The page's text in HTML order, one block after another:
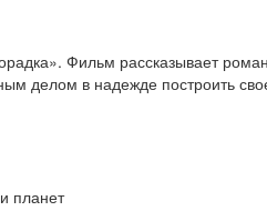
Фильм рассказывает
делом в надежде построить